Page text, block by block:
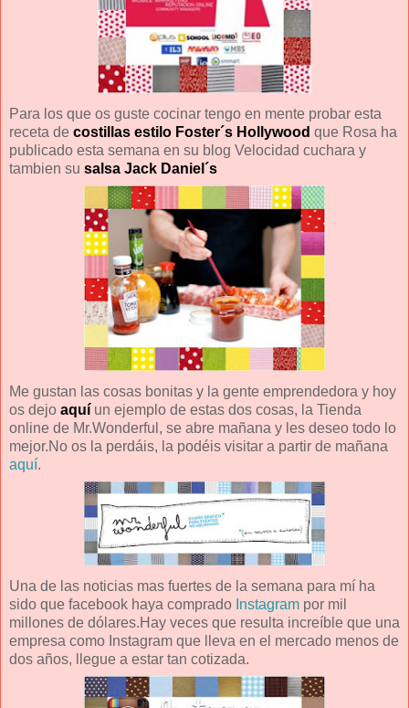
Para los que os guste cocinar tengo en mente probar esta
receta de costillas estilo Foster´s Hollywood que Rosa ha
publicado esta semana en su blog Velocidad cuchara y
tambien su salsa Jack Daniel´s
Me gustan las cosas bonitas y la gente emprendedora y hoy
os dejo aquí un ejemplo de estas dos cosas, la Tienda
online de Mr.Wonderful, se abre mañana y les deseo todo lo
mejor.No os la perdáis, la podéis visitar a partir de mañana
aquí.
Una de las noticias mas fuertes de la semana para mí ha
sido que facebook haya comprado Instagram por mil
millones de dólares.Hay veces que resulta increíble que una
empresa como Instagram que lleva en el mercado menos de
dos años, llegue a estar tan cotizada.